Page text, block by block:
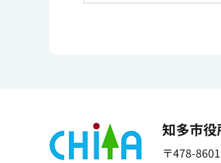
知多市役
〒478-